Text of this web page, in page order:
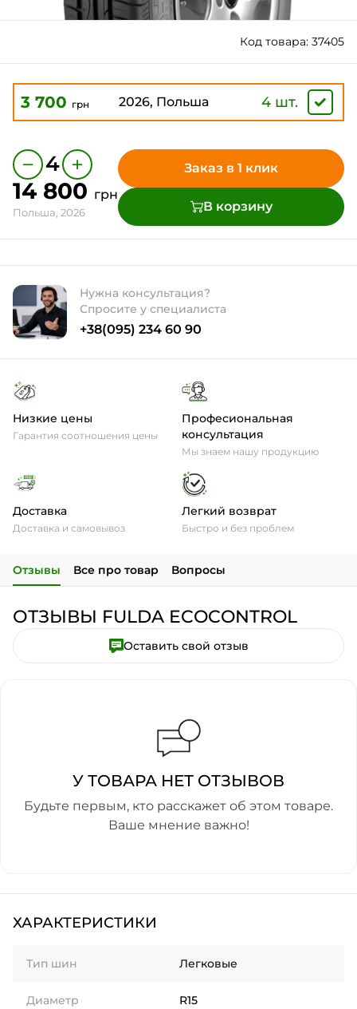
Код товара: 37405
3 700 грн 2026, Польша 4 шт.
− 4 +
14 800 грн
Польша, 2026
Заказ в 1 клик
В корзину
Нужна консультация?
Спросите у специалиста
+38(095) 234 60 90
Низкие цены
Гарантия соотношения цены
Професиональная
консультация
Мы знаем нашу продукцию
Доставка
Доставка и самовывоз
Легкий возврат
Быстро и без проблем
Отзывы Все про товар Вопросы
ОТЗЫВЫ FULDA ECOCONTROL
Оставить свой отзыв
У ТОВАРА НЕТ ОТЗЫВОВ
Будьте первым, кто расскажет об этом товаре.
Ваше мнение важно!
ХАРАКТЕРИСТИКИ
Тип шин Легковые
Диаметр R15